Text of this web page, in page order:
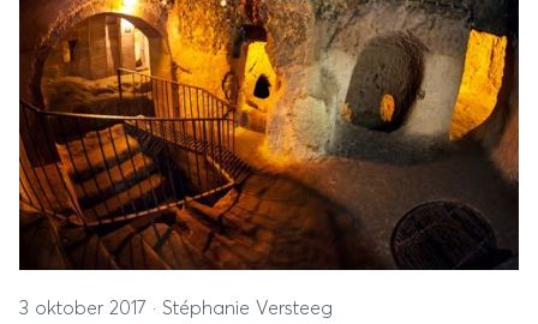
3 oktober 2017 · Stéphanie Versteeg